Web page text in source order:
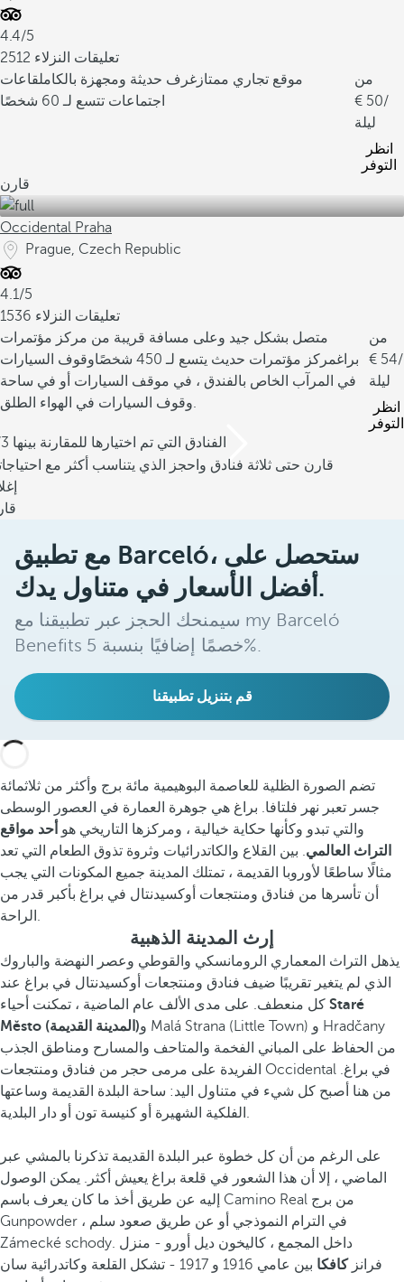
4.4/5
2512 تعليقات النزلاء
موقع تجاري ممتاز غرف حديثة ومجهزة بالكاملقاعات
اجتماعات تتسع لـ 60 شخصًا
من
50/
ليلة
انظر
التوفر
قارن
Occidental Praha
Prague, Czech Republic
4.1/5
1536 تعليقات النزلاء
متصل بشكل جيد وعلى مسافة قريبة من مركز مؤتمرات
براغمركز مؤتمرات حديث يتسع لـ 450 شخصًا
وقوف السيارات
في المرآب الخاص بالفندق ، في موقف السيارات أو في ساحة
وقوف السيارات في الهواء الطلق.
من
54/
ليلة
انظر
التوفر
/3 الفنادق التي تم اختيارها للمقارنة بينها
قارن حتى ثلاثة فنادق واحجز الذي يتناسب أكثر مع
مع تطبيق Barceló، ستحصل على
أفضل الأسعار في متناول يدك.
سيمنحك الحجز عبر تطبيقنا مع my Barceló
Benefits خصمًا إضافيًا بنسبة 5%.
قم بتنزيل تطبيقنا
تضم الصورة الظلية للعاصمة البوهيمية مائة برج وأكثر من ثلاثمائة
جسر تعبر نهر فلتافا. براغ هي جوهرة العمارة في العصور الوسطى
والتي تبدو وكأنها حكاية خيالية ، ومركزها التاريخي هو أحد مواقع
التراث العالمي. بين القلاع والكاتدرائيات وثروة تذوق الطعام التي تعد
مثالًا ساطعًا لأوروبا القديمة ، تمتلك المدينة جميع المكونات التي يجب
أن تأسرها من فنادق ومنتجعات أوكسيدنتال في براغ بأكبر قدر من
الراحة.
إرث المدينة الذهبية
يذهل التراث المعماري الرومانسكي والقوطي وعصر النهضة والباروك
الذي لم يتغير تقريبًا ضيف فنادق ومنتجعات أوكسيدنتال في براغ عند
Staré
Město
(المدينة القديمة)و Malá Strana (Little Town) و Hradčany
من الحفاظ على المباني الفخمة والمتاحف والمسارح ومناطق الجذب
الفريدة على مرمى حجر من فنادق ومنتجعات Occidental في براغ.
من هنا أصبح كل شيء في متناول اليد: ساحة البلدة القديمة وساعتها
الفلكية الشهيرة أو كنيسة تون أو دار البلدية.
على الرغم من أن كل خطوة عبر البلدة القديمة تذكرنا بالمشي عبر
الماضي ، إلا أن هذا الشعور في قلعة براغ يعيش أكثر. يمكن الوصول
إليه عن طريق أخذ ما كان يعرف باسم Camino Real من برج
Gunpowder ، في الترام النموذجي أو عن طريق صعود سلم
Zámecké schody. داخل المجمع ، كاليخون ديل أورو - منزل
فرانز كافكا
بين عامي 1916 و 1917 - تشكل القلعة وكاتدرائية سان